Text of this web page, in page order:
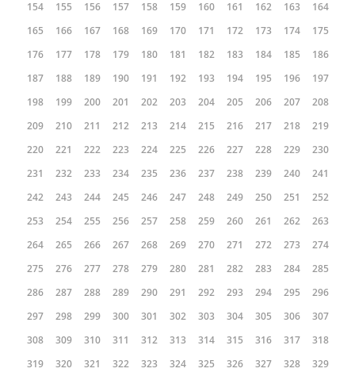
154
155 156 157 158 159 160 161 162 163
164
165
166 167 168 169 170 171 172 173 174
175
176
177 178 179 180 181 182 183 184 185
186
187
188 189 190 191 192 193 194 195 196
197
198
199 200 201 202 203 204 205 206 207
208
209
210 211 212 213 214 215 216 217 218
219
220
221 222 223 224 225 226 227 228 229
230
231
232 233 234 235 236 237 238 239 240
241
242
243 244 245 246 247 248 249 250 251
252
253
254 255 256 257 258 259 260 261 262
263
264
265 266 267 268 269 270 271 272 273
274
275
276 277 278 279 280 281 282 283 284
285
286
287 288 289 290 291 292 293 294 295
296
297
298 299 300 301 302 303 304 305 306
307
308
309 310 311 312 313 314 315 316 317
318
319
320 321 322 323 324 325 326 327 328
329